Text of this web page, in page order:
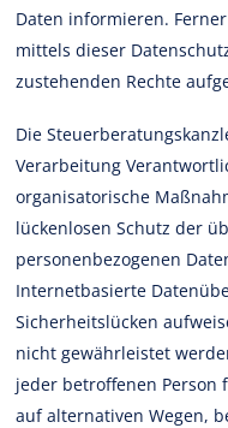
Daten informieren.
mittels dieser
zustehenden Rechte
Die
Verarbeitung
organisatorische
lückenlosen Schutz der
personenbezogenen
Internetbasierte
Sicherheitslücken
nicht gewährleistet
jeder betroffenen Person
auf alternativen Wegen,